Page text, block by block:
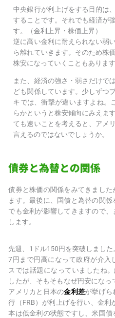
中央銀行が利上げをする目的は
することです。それでも経済が
す。
（金利上昇・株価上昇）
逆に高い金利に耐えられない弱
ら離れていきます。そのため株
株安になっていくこともあります
また、経済の強さ・弱さだけで
ども関係しています。少しずつ
キでは、衝撃が違いますよね。
らかというと株安傾向にみえま
ても速いことを考えると、アメ
言えるのではないでしょうか。
債券と為替との関係
債券と株価の関係をみてきまし
ます。最後に、国債と為替の関
でも金利が影響してきますので
します。
先週、1ドル150円を突破しまし
7円まで円高になって政府が介入
スでは話題になっていましたね
したが、そもそもなぜ円安にな
アメリカと日本の金利差が挙げら
行（FRB）が利上げを行い、金利
本は低金利の状態ですし、米国